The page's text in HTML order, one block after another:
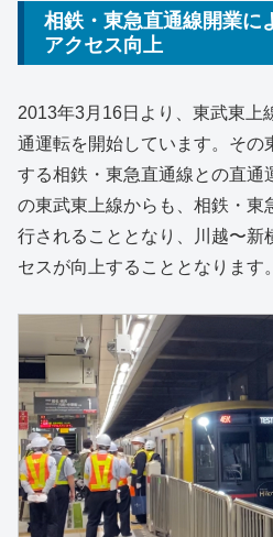
相鉄・東急直通線開業に
アクセス向上
2013年3月16日より、東武東上
通運転を開始しています。その
する相鉄・東急直通線との直通
の東武東上線からも、相鉄・東
行されることとなり、川越〜新
セスが向上することとなります。